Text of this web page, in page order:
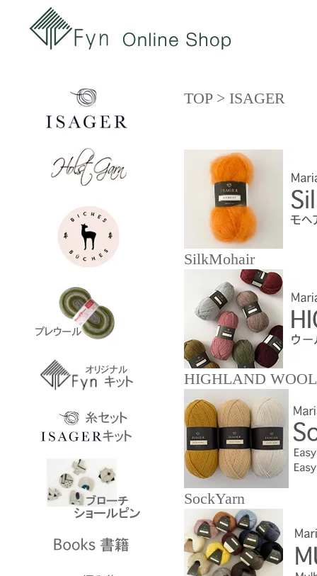
TOP> ISAGER
SilkMohair
HIGHLAND WOOL
SockYarn